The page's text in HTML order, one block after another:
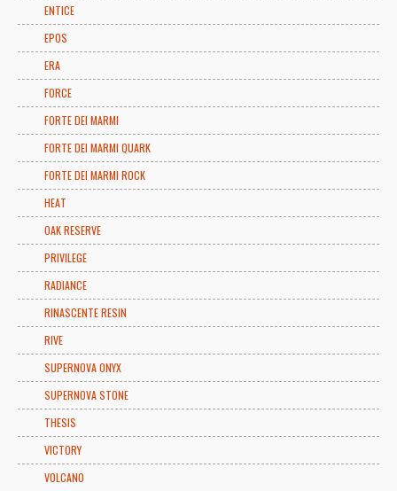
ENTICE
EPOS
ERA
FORCE
FORTE DEI MARMI
FORTE DEI MARMI QUARK
FORTE DEI MARMI ROCK
HEAT
OAK RESERVE
PRIVILEGE
RADIANCE
RINASCENTE RESIN
RIVE
SUPERNOVA ONYX
SUPERNOVA STONE
THESIS
VICTORY
VOLCANO